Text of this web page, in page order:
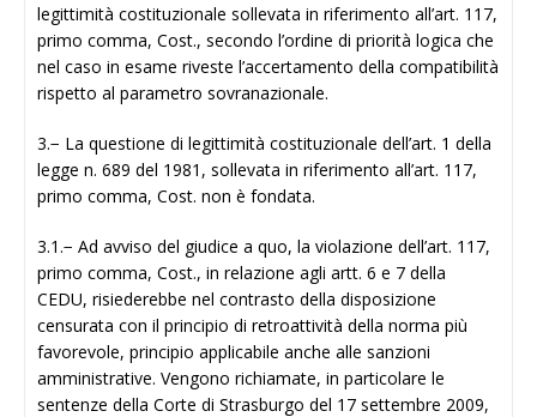
legittimità costituzionale sollevata in riferimento all’art. 117,
primo comma, Cost., secondo l’ordine di priorità logica che
nel caso in esame riveste l’accertamento della compatibilità
rispetto al parametro sovranazionale.
3.− La questione di legittimità costituzionale dell’art. 1 della
legge n. 689 del 1981, sollevata in riferimento all’art. 117,
primo comma, Cost. non è fondata.
3.1.− Ad avviso del giudice a quo, la violazione dell’art. 117,
primo comma, Cost., in relazione agli artt. 6 e 7 della
CEDU, risiederebbe nel contrasto della disposizione
censurata con il principio di retroattività della norma più
favorevole, principio applicabile anche alle sanzioni
amministrative. Vengono richiamate, in particolare le
sentenze della Corte di Strasburgo del 17 settembre 2009,